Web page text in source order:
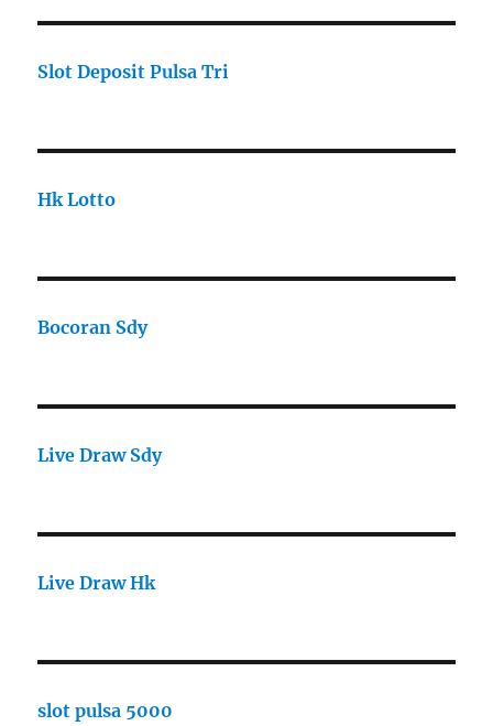
Slot Deposit Pulsa Tri
Hk Lotto
Bocoran Sdy
Live Draw Sdy
Live Draw Hk
slot pulsa 5000